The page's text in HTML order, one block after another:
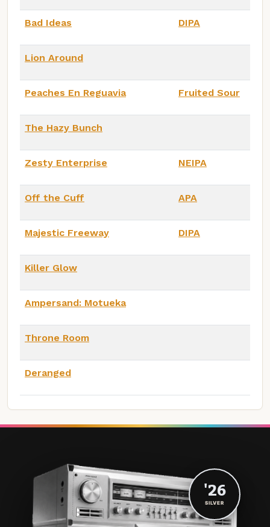
Bad Ideas DIPA
Lion Around
Peaches En Reguavia Fruited Sour
The Hazy Bunch
Zesty Enterprise NEIPA
Off the Cuff APA
Majestic Freeway DIPA
Killer Glow
Ampersand: Motueka
Throne Room
Deranged
'26
SILVER